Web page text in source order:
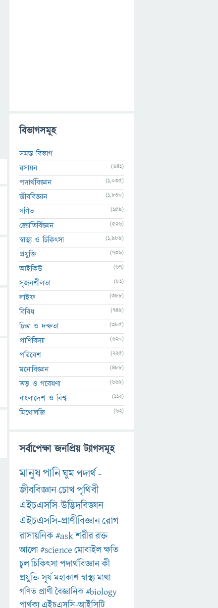
বিভাগসমূহ
সমস্ত বিভাগ
রসায়ন
(641)
পদার্থবিজ্ঞান (1,035)
জীববিজ্ঞান (1,830)
গণিত (159)
জ্যোতির্বিজ্ঞান (526)
স্বাস্থ্য ও চিকিৎসা (1,989)
প্রযুক্তি (736)
আইকিউ (67)
সৃজনশীলতা (81)
লাইফ (388)
বিবিধ (749)
চিন্তা ও দক্ষতা (385)
প্রাণিবিদ্যা (620)
পরিবেশ (225)
মনোবিজ্ঞান (488)
তত্ত্ব ও গবেষণা (669)
বাংলাদেশ ও বিশ্ব (112)
মিথোলজি (62)
সর্বাপেক্ষা জনপ্রিয় ট্যাগসমূহ
মানুষপানিঘুমপদার্থ-
জীববিজ্ঞানচোখপৃথিবী
এইচএসসি-উদ্ভিদবিজ্ঞান
এইচএসসি-প্রাণীবিজ্ঞানরোগ
রাসায়নিক#askশরীররক্ত
আলো#scienceমোবাইলক্ষতি
চুলচিকিৎসাপদার্থবিজ্ঞানকী
প্রযুক্তিসূর্যমহাকাশস্বাস্থ্যমাথা
গণিত প্রাণীবৈজ্ঞানিক#biology
পার্থক্য এইচএসসি-আইসিটি